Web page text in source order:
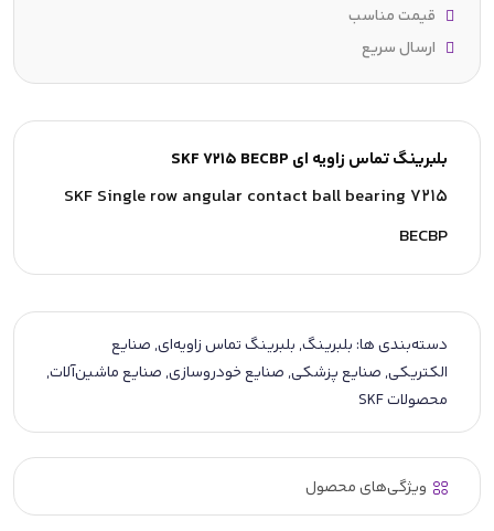
بلبرینگ تماس زاویه ای SKF 7215 BECBP
SKF Single row angular contact ball bearing 7215
BECBP
دسته‌بندی ها: بلبرینگ,بلبرینگ تماس زاویه‌ای,صنایع
الکتریکی,صنایع پزشکی,صنایع خودروسازی,صنایع ماشین‌آلات,
محصولات SKF
ویژگی‌های محصول
قیمت مناسب
ارسال سریع